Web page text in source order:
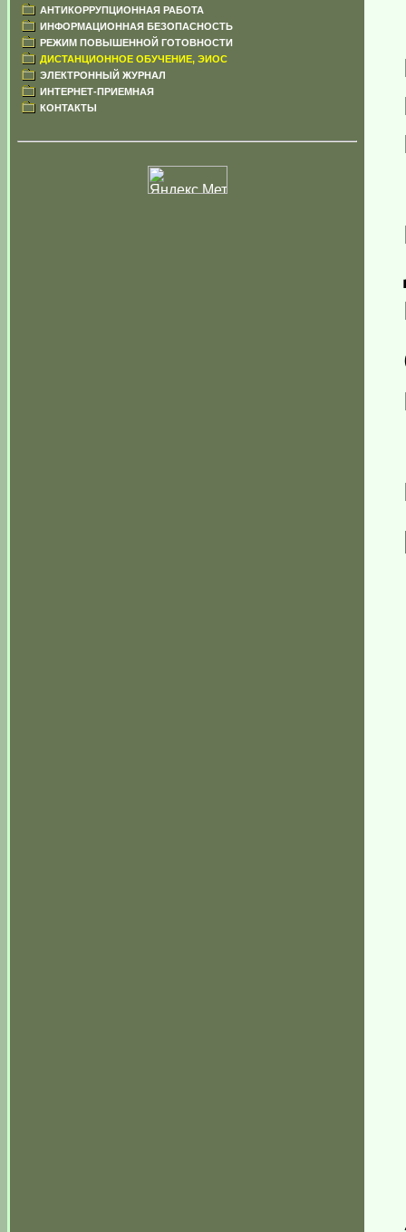
АНТИКОРРУПЦИОННАЯ РАБОТА
ИНФОРМАЦИОННАЯ БЕЗОПАСНОСТЬ
РЕЖИМ ПОВЫШЕННОЙ ГОТОВНОСТИ
ДИСТАНЦИОННОЕ ОБУЧЕНИЕ, ЭИОС
ЭЛЕКТРОННЫЙ ЖУРНАЛ
ИНТЕРНЕТ-ПРИЕМНАЯ
КОНТАКТЫ